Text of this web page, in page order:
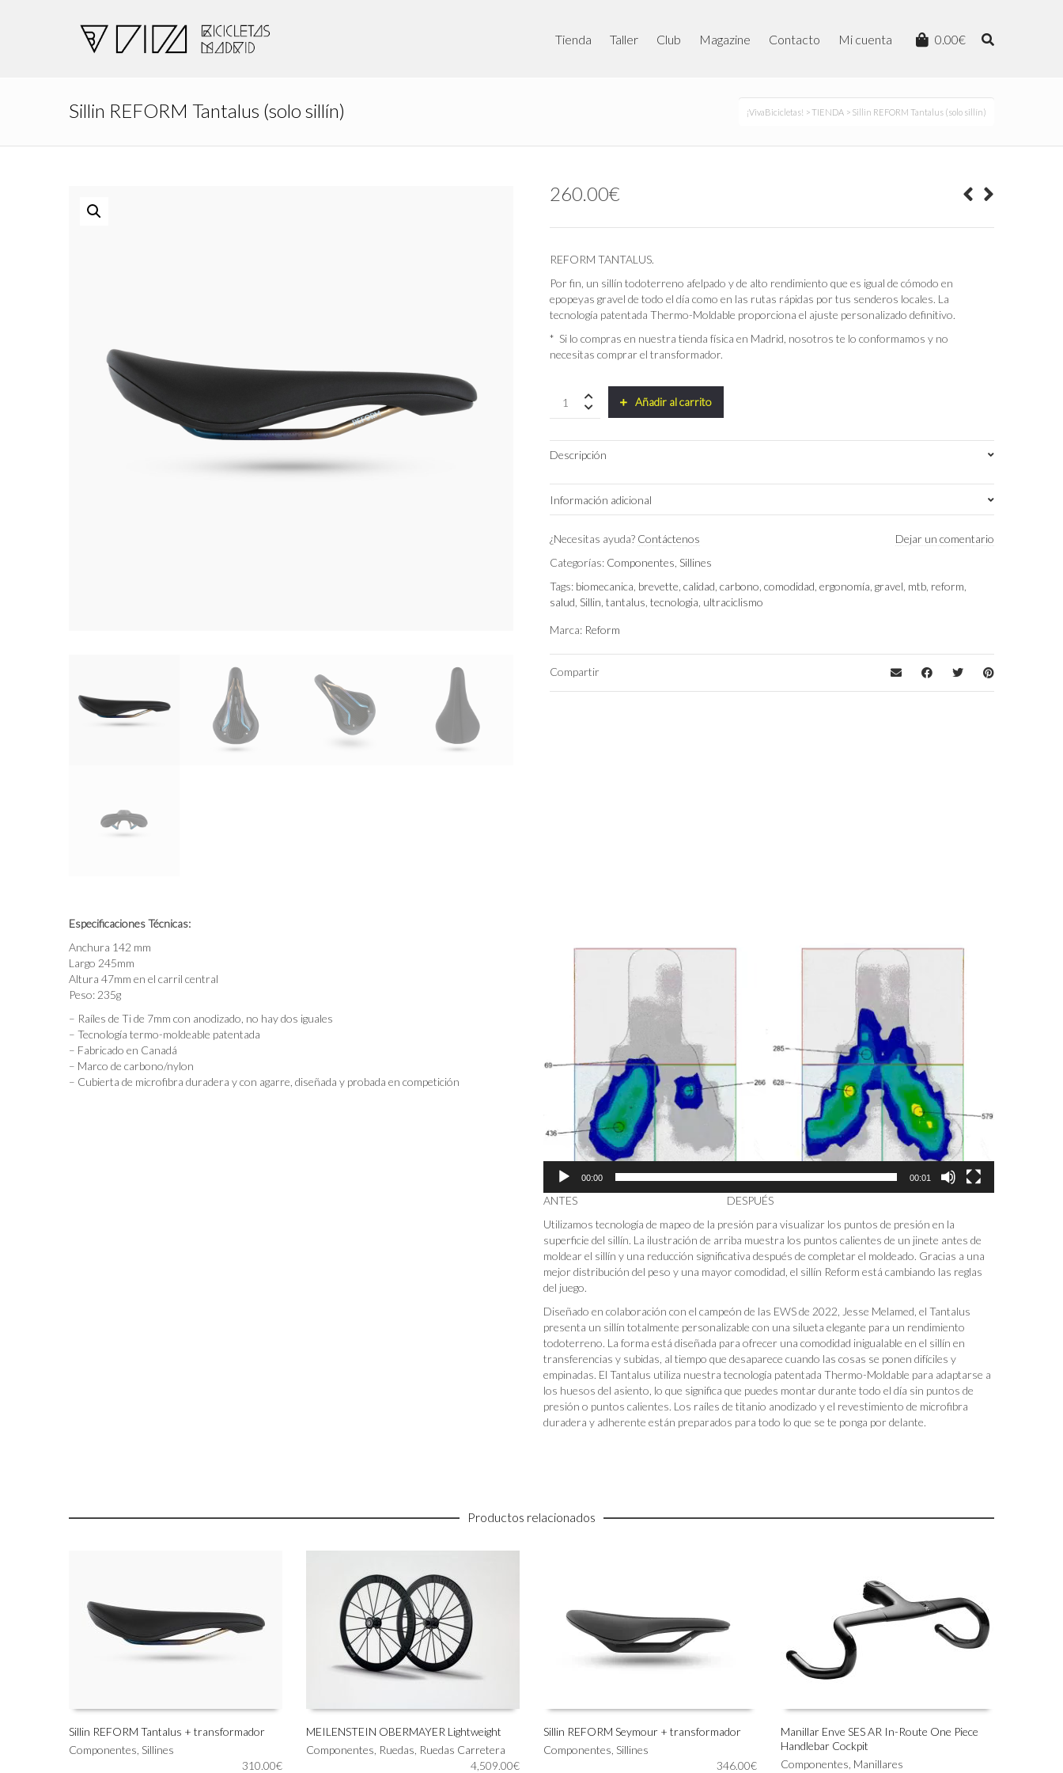
0.00€
Tienda Taller Club Magazine Contacto Mi cuenta
Sillin REFORM Tantalus (solo sillín) ¡VivaBicicletas! >TIENDA > Sillin REFORM Tantalus (solo sillín)
260.00€
REFORM TANTALUS.
Por fin, un sillín todoterreno afelpado y de alto rendimiento que es igual de cómodo en
epopeyas gravel de todo el día como en las rutas rápidas por tus senderos locales. La
tecnología patentada Thermo-Moldable proporciona el ajuste personalizado definitivo.
* Si lo compras en nuestra tienda física en Madrid, nosotros te lo conformamos y no
necesitas comprar el transformador.
REFORM
(solo
sillín)
Añadir al carrito
Descripción
Información adicional
Color Negro
¿Necesitas ayuda? Contáctenos
Dejar un comentario
Categorías: Componentes Sillines
Tags: biomecanica brevette ,calidad ,carbono ,comodidad ,ergonomía ,gravel mtb reform
salud Sillin ,tantalus ,tecnologia ultraciclismo
Marca: Reform
Compartir
Especificaciones Técnicas:
Anchura 142 mm
Largo 245mm
Altura 47mm en el carril central
Peso: 235g
– Raíles de Ti de 7mm con anodizado, no hay dos iguales
– Tecnología termo-moldeable patentada
– Fabricado en Canadá
– Marco de carbono/nylon
– Cubierta de microfibra duradera y con agarre, diseñada y probada en competición
Reproductor
00:00 00:01
ANTES DESPUÉS
Utilizamos tecnología de mapeo de la presión para visualizar los puntos de presión en la
superficie del sillín. La ilustración de arriba muestra los puntos calientes de un jinete antes de
moldear el sillín y una reducción significativa después de completar el moldeado. Gracias a una
mejor distribución del peso y una mayor comodidad, el sillín Reform está cambiando las reglas
del juego.
Diseñado en colaboración con el campeón de las EWS de 2022, Jesse Melamed, el Tantalus
presenta un sillín totalmente personalizable con una silueta elegante para un rendimiento
todoterreno. La forma está diseñada para ofrecer una comodidad inigualable en el sillín en
transferencias y subidas, al tiempo que desaparece cuando las cosas se ponen difíciles y
empinadas. El Tantalus utiliza nuestra tecnología patentada Thermo-Moldable para adaptarse a
los huesos del asiento, lo que significa que puedes montar durante todo el día sin puntos de
presión o puntos calientes. Los raíles de titanio anodizado y el revestimiento de microfibra
duradera y adherente están preparados para todo lo que se te ponga por delante.
Productos relacionados
AÑADIR AL CARRITO
Sillin REFORM Tantalus + transformador
Componentes Sillines
310.00€
AÑADIR AL CARRITO
MEILENSTEIN OBERMAYER Lightweight
Componentes Ruedas Ruedas Carretera
4,509.00€
AÑADIR AL CARRITO
Sillin REFORM Seymour + transformador
Componentes Sillines
346.00€
Este
producto
Manillar Enve SES AR In-Route One Piece
Handlebar Cockpit
Componentes Manillares